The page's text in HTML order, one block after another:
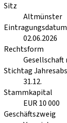
Sitz
Altmünster
Eintragungsdatum
02.06.2026
Rechtsform
Stichtag
31.12.
Stammkapital
EUR 10 000
Geschäftszweig